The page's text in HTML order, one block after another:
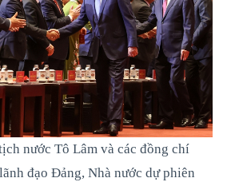
nước Tô Lâm và các đồng chí
đạo Đảng, Nhà nước dự phiên